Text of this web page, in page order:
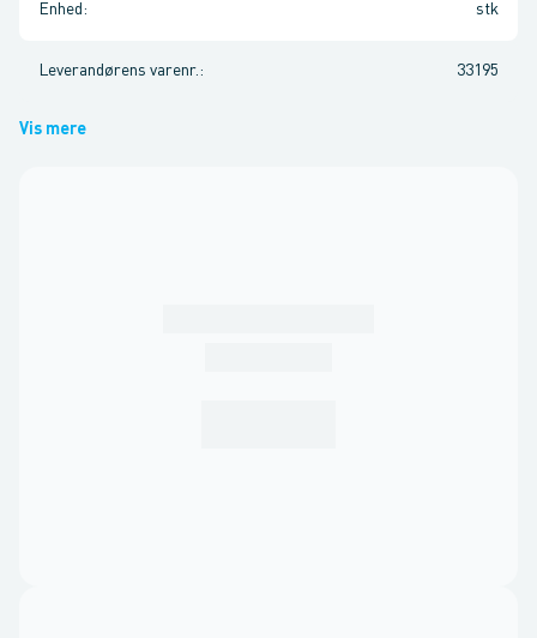
Enhed : stk
Leverandørens varenr. : 33195
Vis mere